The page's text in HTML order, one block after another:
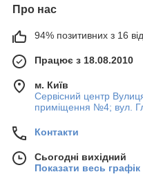
Про нас
94% позитивних з 16
Працює з 18.08.2010
м. Київ
Сервісний центр
приміщення №4; вул.
Контакти
Сьогодні вихідний
Показати весь